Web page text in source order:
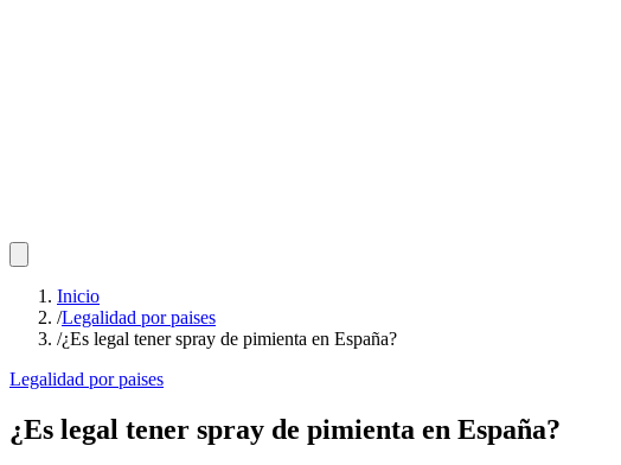
Inicio
/Legalidad por paises
/¿Es legal tener spray de pimienta en España?
Legalidad por paises
¿Es legal tener spray de pimienta en España?